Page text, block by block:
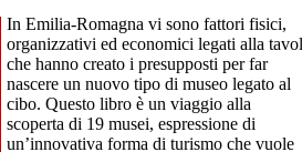
In Emilia-Romagna vi sono fattori fisici,
organizzativi ed economici legati alla
che hanno creato i presupposti per far
nascere un nuovo tipo di museo legato al
cibo. Questo libro è un viaggio alla
scoperta di 19 musei, espressione di
un’innovativa forma di turismo che vuole